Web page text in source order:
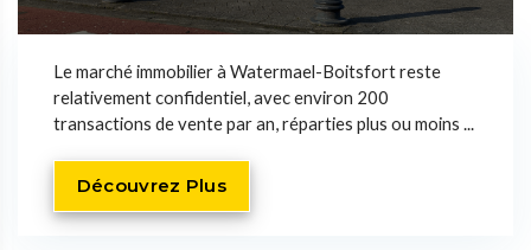
Le marché immobilier à Watermael-Boitsfort reste
relativement confidentiel, avec environ 200
transactions de vente par an, réparties plus ou moins ...
Découvrez Plus